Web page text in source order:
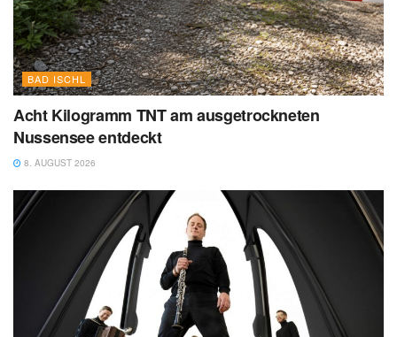
BAD ISCHL
Acht Kilogramm TNT am ausgetrockneten
Nussensee entdeckt
8. AUGUST 2026